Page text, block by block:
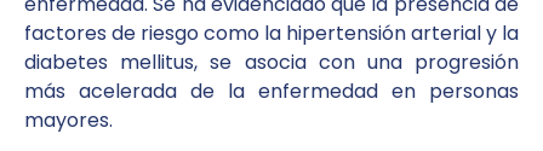
factores de riesgo como la hipertensión arterial y la
diabetes mellitus, se asocia con una progresión
más acelerada de la enfermedad en personas
mayores.